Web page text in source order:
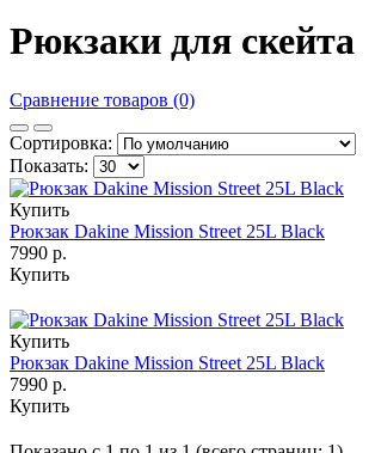
Рюкзаки для скейта
Сравнение товаров (0)
Сортировка:
Показать:
Купить
Рюкзак Dakine Mission Street 25L Black
7990 р.
Купить
Купить
Рюкзак Dakine Mission Street 25L Black
7990 р.
Купить